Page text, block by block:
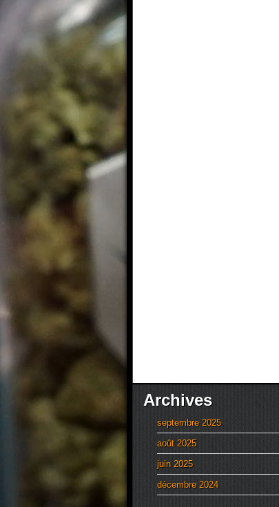
Archives
septembre 2025
août 2025
juin 2025
décembre 2024